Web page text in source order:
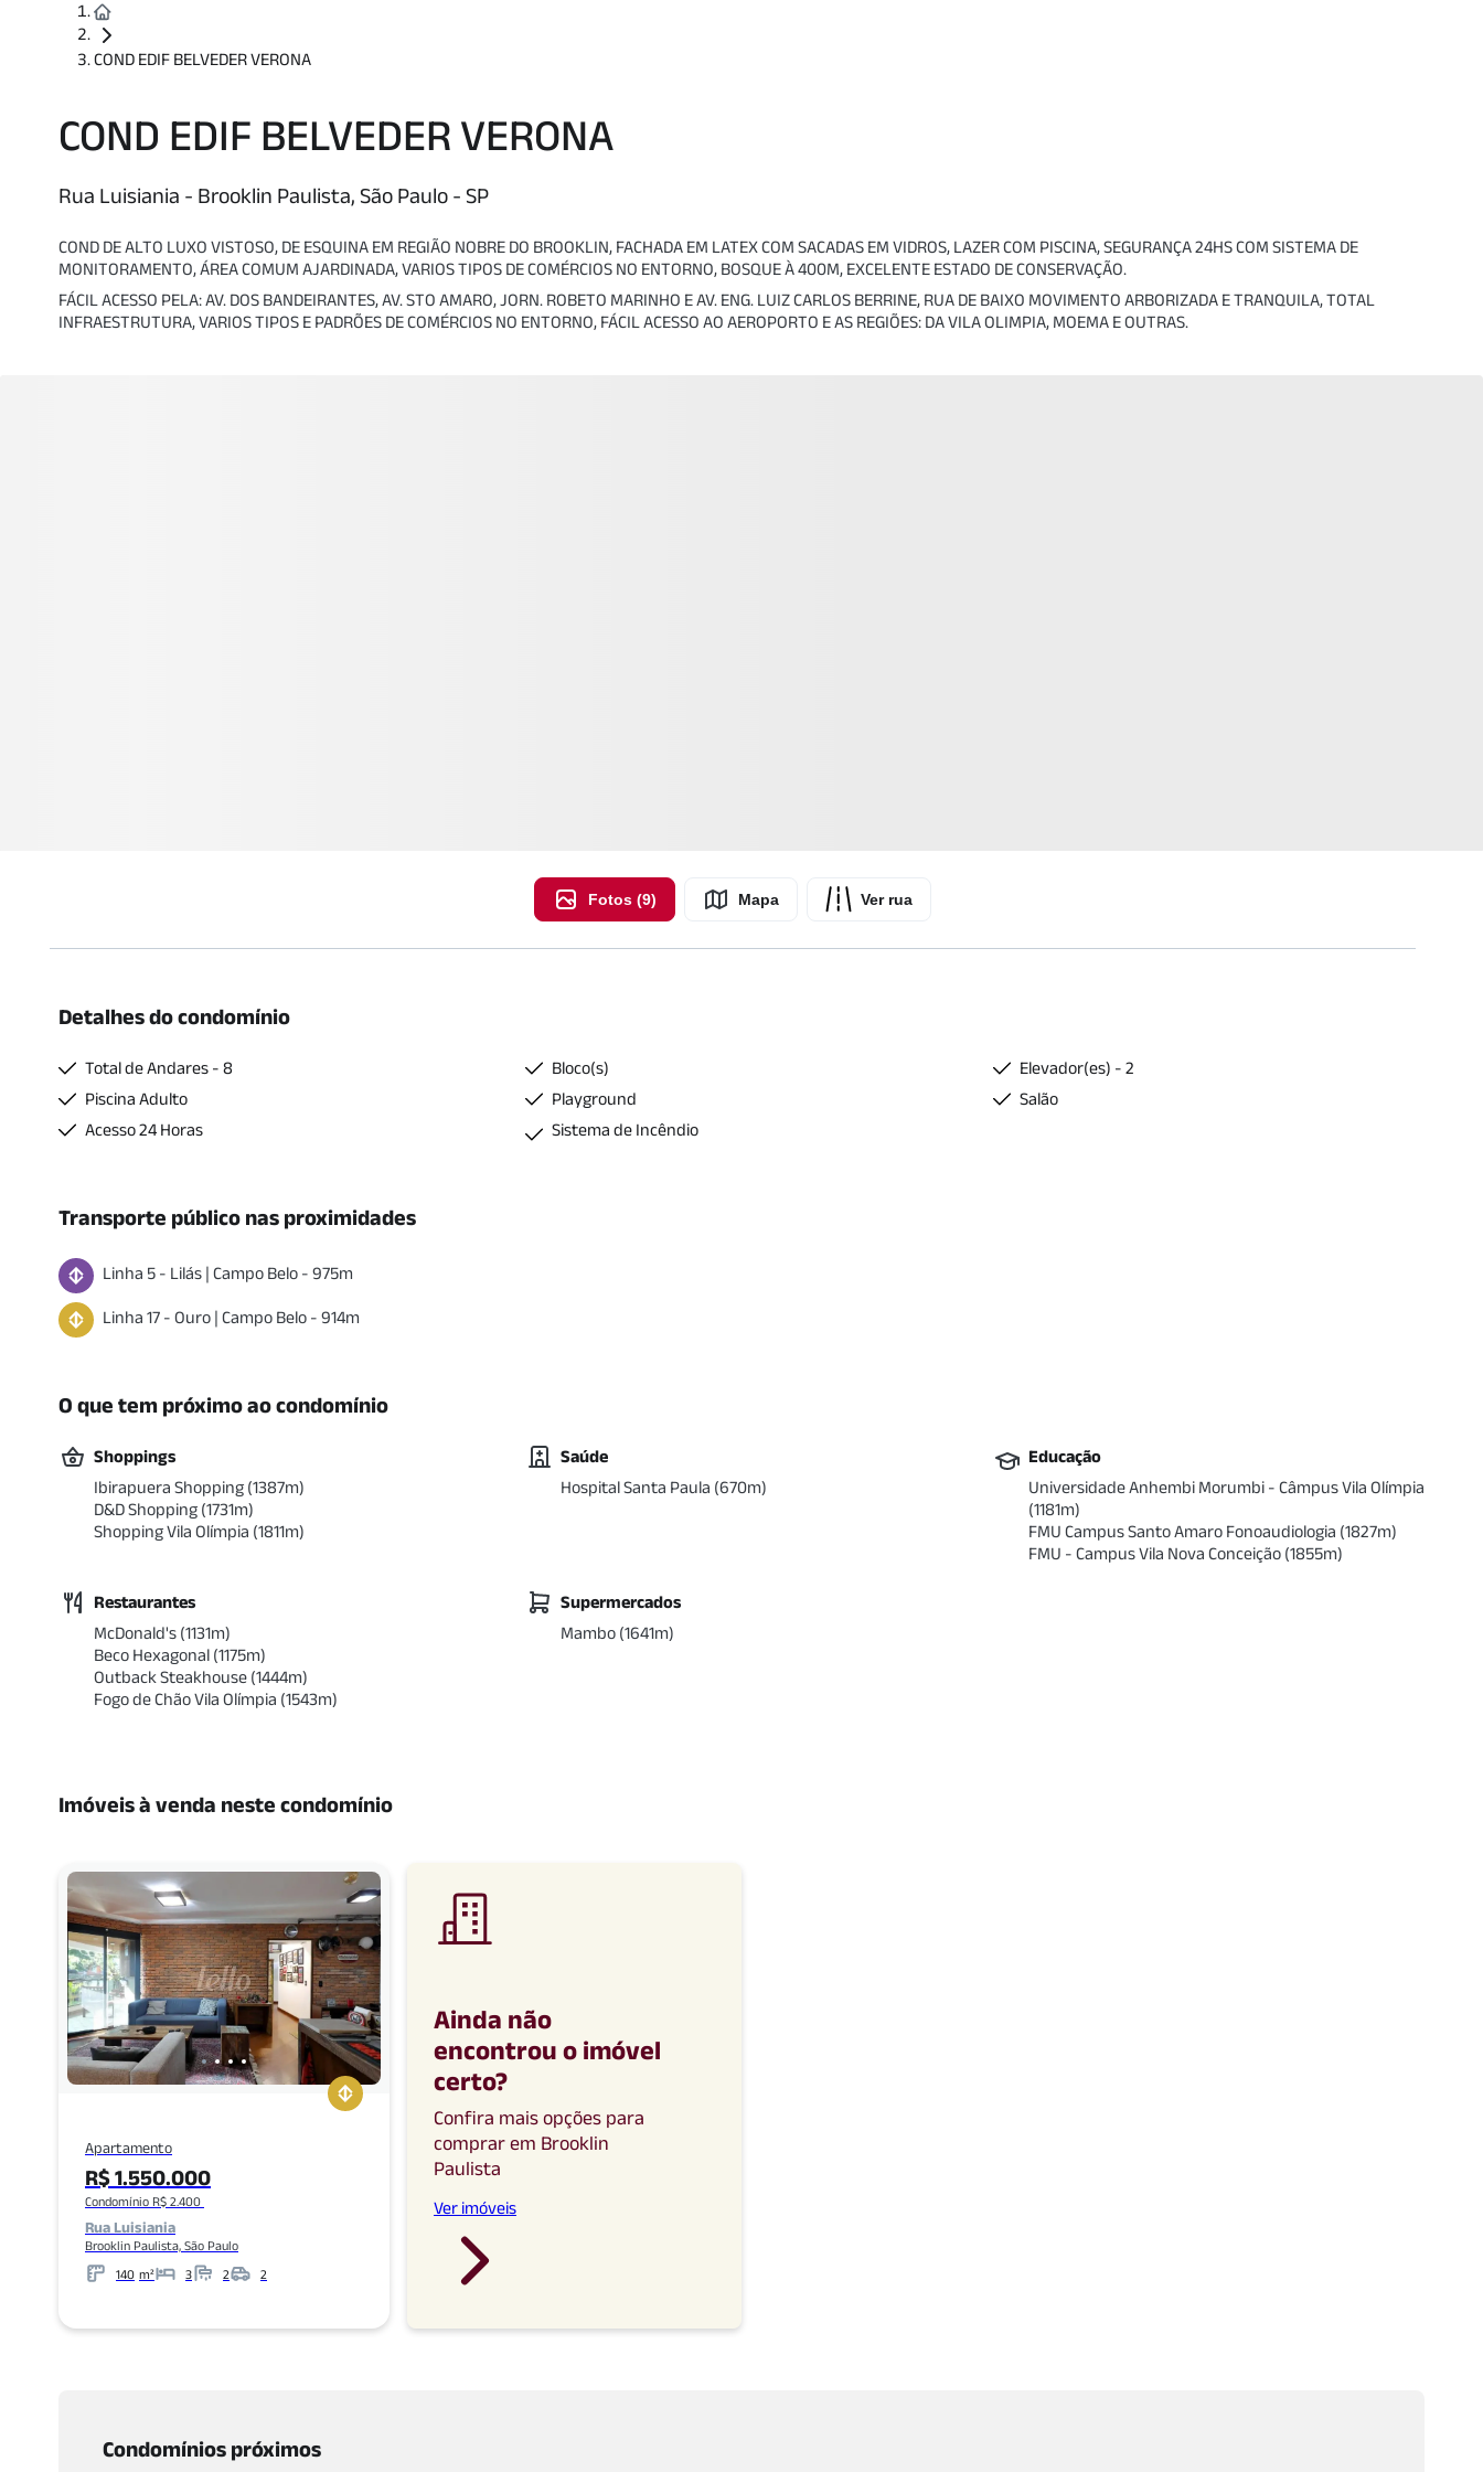
COND EDIF BELVEDER VERONA
COND EDIF BELVEDER VERONA
Rua Luisiania - Brooklin Paulista, São Paulo - SP
COND DE ALTO LUXO VISTOSO, DE ESQUINA EM REGIÃO NOBRE DO BROOKLIN, FACHADA EM LATEX COM SACADAS EM VIDROS, LAZER COM PISCINA, SEGURANÇA 24HS COM SISTEMA DE
MONITORAMENTO, ÁREA COMUM AJARDINADA, VARIOS TIPOS DE COMÉRCIOS NO ENTORNO, BOSQUE À 400M, EXCELENTE ESTADO DE CONSERVAÇÃO.
FÁCIL ACESSO PELA: AV. DOS BANDEIRANTES, AV. STO AMARO, JORN. ROBETO MARINHO E AV. ENG. LUIZ CARLOS BERRINE, RUA DE BAIXO MOVIMENTO ARBORIZADA E TRANQUILA, TOTAL
INFRAESTRUTURA, VARIOS TIPOS E PADRÕES DE COMÉRCIOS NO ENTORNO, FÁCIL ACESSO AO AEROPORTO E AS REGIÕES: DA VILA OLIMPIA, MOEMA E OUTRAS.
Fotos (9) Mapa Ver rua
Detalhes do condomínio
Total de Andares - 8 Bloco(s)
Elevador(es) - 2
Piscina Adulto
Playground
Salão
Acesso 24 Horas
Sistema de Incêndio
Transporte público nas proximidades
Linha 5 - Lilás | Campo Belo - 975m
Linha 17 - Ouro | Campo Belo - 914m
O que tem próximo ao condomínio
Shoppings
Ibirapuera Shopping (1387m)
D&D Shopping (1731m)
Shopping Vila Olímpia (1811m)
Saúde
Hospital Santa Paula (670m)
Educação
Universidade Anhembi Morumbi - Câmpus Vila Olímpia
(1181m)
FMU Campus Santo Amaro Fonoaudiologia (1827m)
FMU - Campus Vila Nova Conceição(1855m)
Restaurantes
McDonald's (1131m)
Beco Hexagonal (1175m)
Outback Steakhouse (1444m)
Fogo de Chão Vila Olímpia (1543m)
Supermercados
Mambo (1641m)
Imóveis à venda neste condomínio
Apartamento
R$ 1.550.000
Condomínio R$ 2.400
Rua Luisiania
Brooklin Paulista, São Paulo
140 m²
Metros 3 2
Banheiros 2
Garagens
Ainda não
encontrou o imóvel
certo?
Confira mais opções para
comprar em Brooklin
Paulista
Ver imóveis
Condomínios próximos